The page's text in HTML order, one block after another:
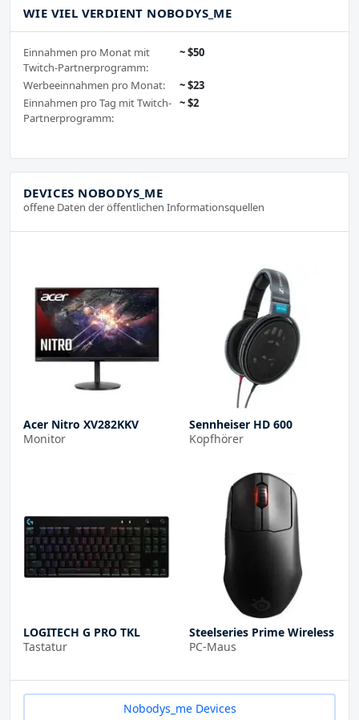
WIE VIEL VERDIENT NOBODYS_ME
Einnahmen pro Monat mit
Twitch-Partnerprogramm:
~ $50
Werbeeinnahmen pro Monat:
~ $23
Einnahmen pro Tag mit Twitch-
Partnerprogramm:
~ $2
DEVICES NOBODYS_ME
offene Daten der öffentlichen Informationsquellen
Acer Nitro XV282KKV
Monitor
Sennheiser HD 600
Kopfhörer
LOGITECH G PRO TKL
Tastatur
Steelseries Prime Wireless
PC-Maus
Nobodys_me Devices